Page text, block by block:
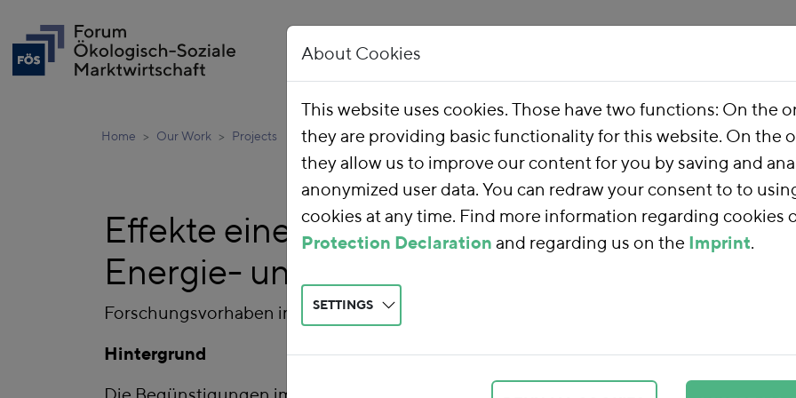
Home Our Work Projects
Effekte einer Novellierung der
Energie- und Stromsteuergesetz
Forschungsvorhaben im Auftrag von BMF
Hintergrund
About Cookies
This website uses cookies. Those have two functions: On the
they are providing basic functionality for this website. On the
they allow us to improve our content for you by saving and
anonymized user data. You can redraw your consent to to
cookies at any time. Find more information regarding cookies
Protection Declaration and regarding us on the Imprint.
SETTINGS